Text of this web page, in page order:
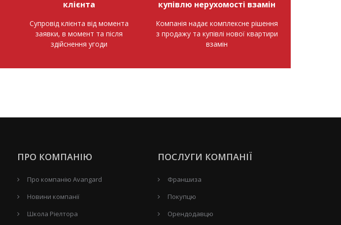
клієнта
Супровід клієнта від момента
заявки, в момент та після
здійснення угоди
купівлю нерухомості взамін
Компанія надає комплексне рішення
з продажу та купівлі нової квартири
взамін
ПРО КОМПАНІЮ
Про компанію Avangard
Новини компанії
Школа Ріелтора
ПОСЛУГИ КОМПАНІЇ
Франшиза
Покупцю
Орендодавцю